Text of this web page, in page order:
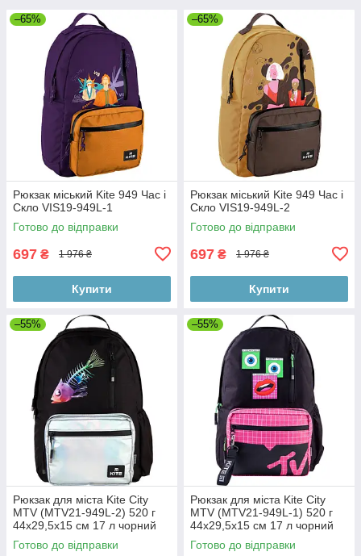
–65%
Рюкзак міський Kite 949 Час і
Скло VIS19-949L-1
Готово до відправки
697 ₴ 1 976 ₴
Купити
–65%
Рюкзак міський Kite 949 Час і
Скло VIS19-949L-2
Готово до відправки
697 ₴ 1 976 ₴
Купити
–55%
Рюкзак для міста Kite City
MTV (MTV21-949L-2) 520 г
44x29,5x15 см 17 л чорний
Готово до відправки
–55%
Рюкзак для міста Kite City
MTV (MTV21-949L-1) 520 г
44x29,5x15 см 17 л чорний
Готово до відправки